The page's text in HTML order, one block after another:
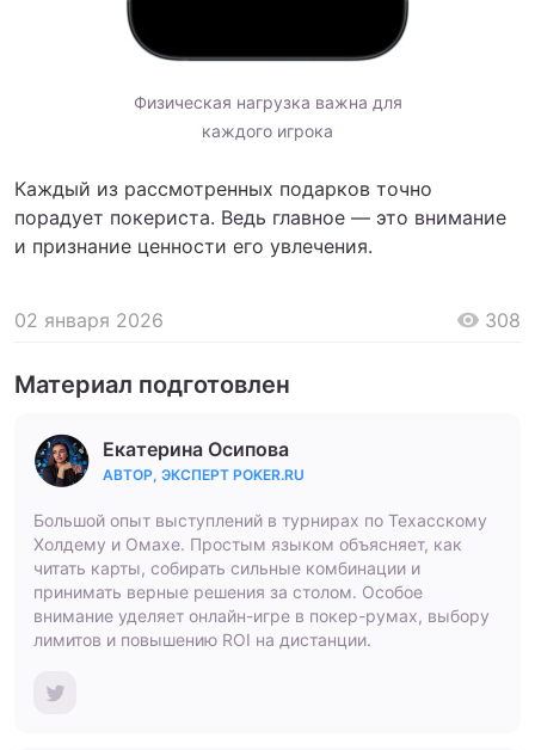
Физическая нагрузка важна для
каждого игрока
Каждый из рассмотренных подарков точно
порадует покериста. Ведь главное — это внимание
и признание ценности его увлечения.
02 января 2026 308
Материал подготовлен
Екатерина Осипова
АВТОР, ЭКСПЕРТ POKER.RU
Большой опыт выступлений в турнирах по Техасскому
Холдему и Омахе. Простым языком объясняет, как
читать карты, собирать сильные комбинации и
принимать верные решения за столом. Особое
внимание уделяет онлайн-игре в покер-румах, выбору
лимитов и повышению ROI на дистанции.